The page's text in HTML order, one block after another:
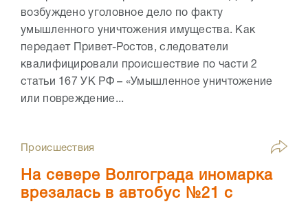
возбуждено уголовное дело по факту
умышленного уничтожения имущества. Как
передает Привет-Ростов, следователи
квалифицировали происшествие по части 2
статьи 167 УК РФ – «Умышленное уничтожение
или повреждение...
Происшествия
На севере Волгограда иномарка
врезалась в автобус №21 с